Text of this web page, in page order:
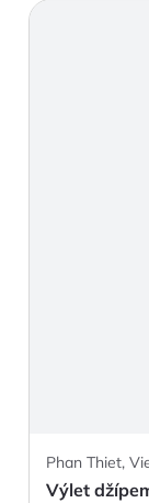
Phan Thiet,
Výlet